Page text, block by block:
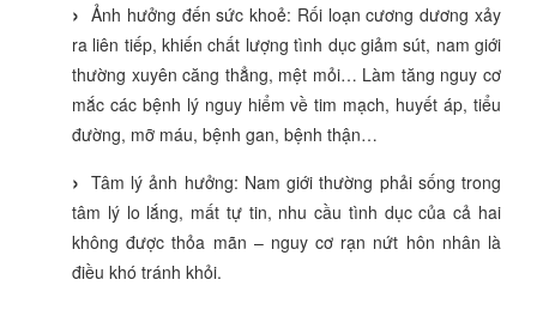
Ảnh hưởng đến sức khoẻ: Rối loạn cương dương xảy
ra liên tiếp, khiến chất lượng tình dục giảm sút, nam giới
thường xuyên căng thẳng, mệt mỏi… Làm tăng nguy cơ
mắc các bệnh lý nguy hiểm về tim mạch, huyết áp, tiểu
đường, mỡ máu, bệnh gan, bệnh thận…
Tâm lý ảnh hưởng: Nam giới thường phải sống trong
tâm lý lo lắng, mất tự tin, nhu cầu tình dục của cả hai
không được thỏa mãn – nguy cơ rạn nứt hôn nhân là
điều khó tránh khỏi.